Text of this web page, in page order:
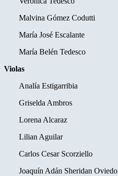
Malvina Gómez Codutti
María José Escalante
María Belén Tedesco
Violas
Analía Estigarribia
Griselda Ambros
Lorena Alcaraz
Lilian Aguilar
Carlos Cesar Scorziello
Joaquín Adán Sheridan Oviedo